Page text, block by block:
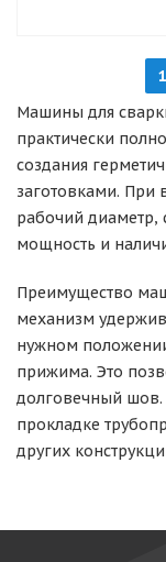
1
Машины для
практически
создания
заготовками. При
рабочий диаметр,
мощность и
Преимущество
механизм
нужном
прижима. Это
долговечный шов.
прокладке
других